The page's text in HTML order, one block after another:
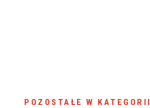
POZOSTAŁE W KATEGORII